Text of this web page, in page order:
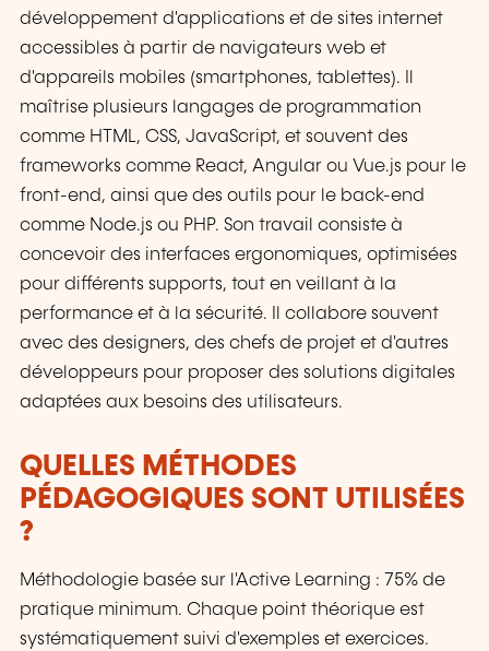
développement d'applications et de sites internet
accessibles à partir de navigateurs web et
d'appareils mobiles (smartphones, tablettes). Il
maîtrise plusieurs langages de programmation
comme HTML, CSS, JavaScript, et souvent des
frameworks comme React, Angular ou Vue.js pour le
front-end, ainsi que des outils pour le back-end
comme Node.js ou PHP. Son travail consiste à
concevoir des interfaces ergonomiques, optimisées
pour différents supports, tout en veillant à la
performance et à la sécurité. Il collabore souvent
avec des designers, des chefs de projet et d'autres
développeurs pour proposer des solutions digitales
adaptées aux besoins des utilisateurs.
QUELLES MÉTHODES
PÉDAGOGIQUES SONT UTILISÉES
?
Méthodologie basée sur l'Active Learning : 75% de
pratique minimum. Chaque point théorique est
systématiquement suivi d'exemples et exercices.